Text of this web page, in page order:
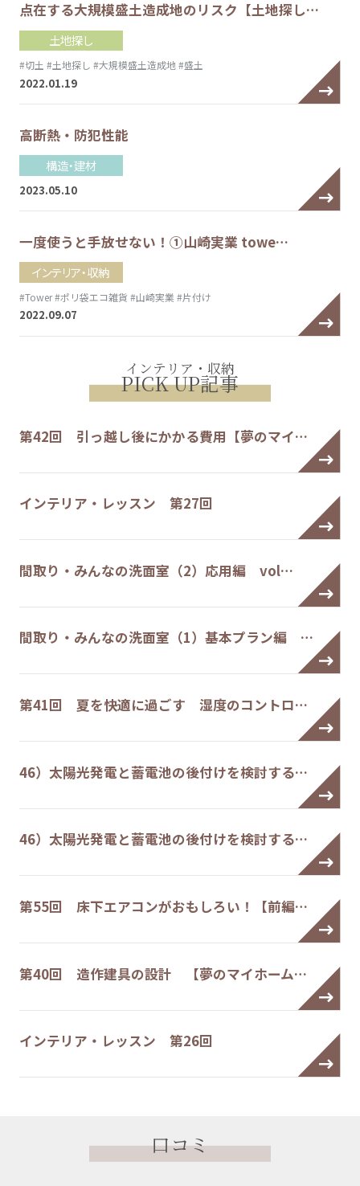
点在する大規模盛土造成地のリスク【土地探し…
土地探し
#切土 #土地探し #大規模盛土造成地#盛土
2022.01.19
高断熱・防犯性能
構造・建材
2023.05.10
一度使うと手放せない！①山崎実業 towe…
インテリア・収納
#Tower#ポリ袋エコ雑貨 #山崎実業 #片付け
2022.09.07
インテリア・収納
PICK UP記事
第42回 引っ越し後にかかる費用【夢のマイ…
インテリア・レッスン 第27回
間取り・みんなの洗面室（2）応用編 vol…
間取り・みんなの洗面室（1）基本プラン編 …
第41回 夏を快適に過ごす 湿度のコントロ…
46）太陽光発電と蓄電池の後付けを検討する…
46）太陽光発電と蓄電池の後付けを検討する…
第55回 床下エアコンがおもしろい！【前編…
第40回 造作建具の設計 【夢のマイホーム…
インテリア・レッスン 第26回
口コミ